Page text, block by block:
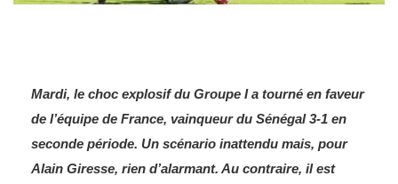
Mardi, le choc explosif du Groupe I a tourné en faveur
de l’équipe de France, vainqueur du Sénégal 3-1 en
seconde période. Un scénario inattendu mais, pour
Alain Giresse, rien d’alarmant. Au contraire, il est